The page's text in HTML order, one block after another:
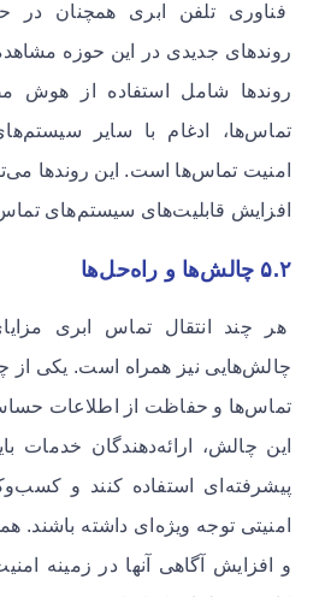
فناوری تلفن ابری همچنان در
روندهای جدیدی در این حوزه
روندها شامل استفاده از هوش
تماس‌ها، ادغام با سایر
امنیت تماس‌ها است. این روندها
افزایش قابلیت‌های سیستم‌های تماس
۵.۲ چالش‌ها و راه‌حل‌ها
هر چند انتقال تماس ابری مزایای
چالش‌هایی نیز همراه است. یکی از
تماس‌ها و حفاظت از اطلاعات حساس
این چالش، ارائه‌دهندگان خدمات
پیشرفته‌ای استفاده کنند و
امنیتی توجه ویژه‌ای داشته باشند.
و افزایش آگاهی آنها در زمینه امنیت